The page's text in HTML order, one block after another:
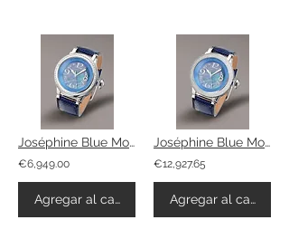
Joséphine Blue Mother Of Pearl
€6,949.00
Agregar al carrito
Joséphine Blue Mother Of Pearl
€12,927.65
Agregar al carrito